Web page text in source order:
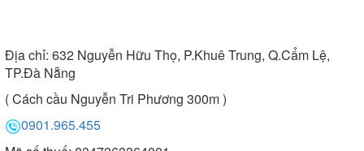
Địa chỉ: 632 Nguyễn Hữu Thọ, P.Khuê Trung, Q.Cẩm Lệ,
TP.Đà Nẵng
( Cách cầu Nguyễn Tri Phương 300m )
0901.965.455